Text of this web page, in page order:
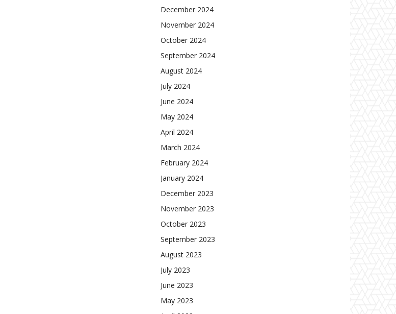
December 2024
November 2024
October 2024
September 2024
August 2024
July 2024
June 2024
May 2024
April 2024
March 2024
February 2024
January 2024
December 2023
November 2023
October 2023
September 2023
August 2023
July 2023
June 2023
May 2023